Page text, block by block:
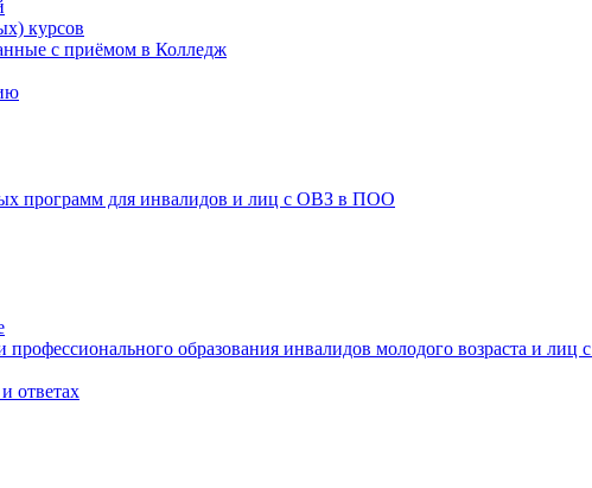
курсов
с приёмом в Колледж
программ для инвалидов и лиц с ОВЗ в ПОО
образования инвалидов молодого возраста и
ответах